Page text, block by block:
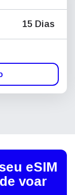
15 Dias
eSIM
voar